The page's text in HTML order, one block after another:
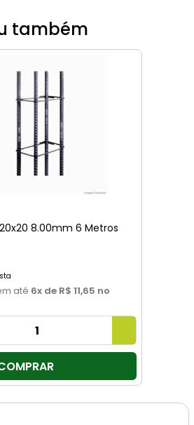
também
8.00mm 6 Metros
até 6x de R$ 11,65 no